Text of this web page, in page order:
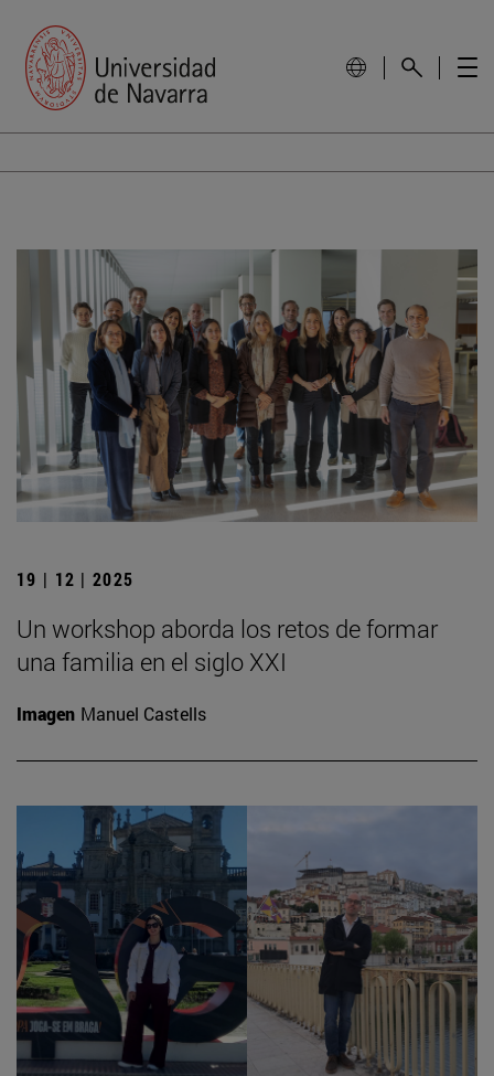
19 | 12 | 2025
Un workshop aborda los retos de formar
una familia en el siglo XXI
Imagen Manuel Castells